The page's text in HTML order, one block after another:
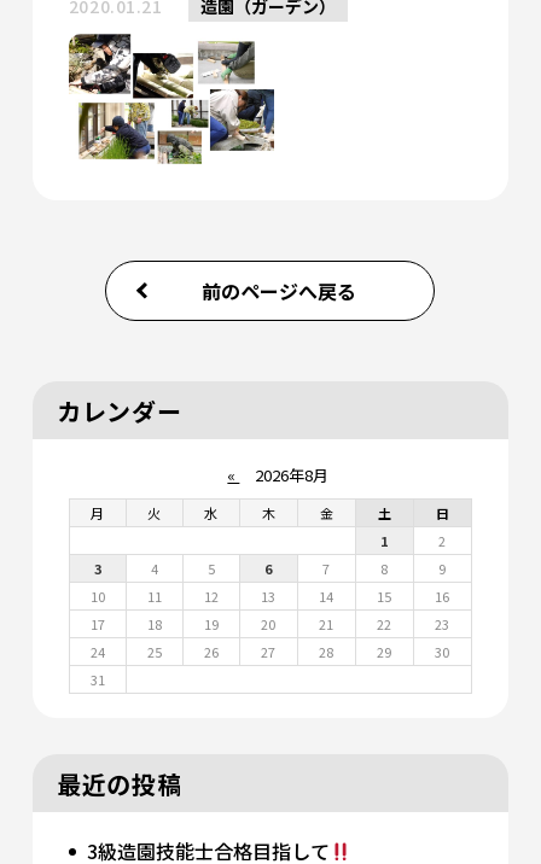
2020.01.21 造園（ガーデン）
前のページへ戻る
カレンダー
« 2026年8月
月 火 水 木 金 土
日
1
2
3
4 5 6 7 8
9
10
11 12 13 14 15
16
17
18 19 20 21 22
23
24
25 26 27 28 29
30
31
最近の投稿
3級造園技能士合格目指して